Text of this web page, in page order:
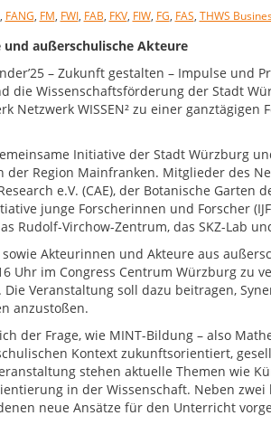
, FANG, FM, FWI, FAB, FKV, FIW, FG, FAS, THWS
außerschulische Akteure
– Zukunft gestalten – Impulse und
die Wissenschaftsförderung der Stadt
Netzwerk WISSEN² zu einer
Initiative der Stadt Würzburg
der Region Mainfranken. Mitglieder des
e.V. (CAE), der Botanische
junge Forscherinnen und Forscher
Rudolf-Virchow-Zentrum, das SKZ-Lab
Akteurinnen und Akteure aus
Uhr im Congress Centrum Würzburg zu
Veranstaltung soll dazu beitragen,
anzustoßen.
der Frage, wie MINT-Bildung – also
Kontext zukunftsorientiert,
stehen aktuelle Themen wie
in der Wissenschaft. Neben
neue Ansätze für den Unterricht